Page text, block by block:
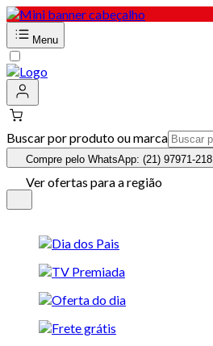
Menu
Buscar por produto ou marca
Compre pelo WhatsApp: (21) 97971-
Ver ofertas para a região